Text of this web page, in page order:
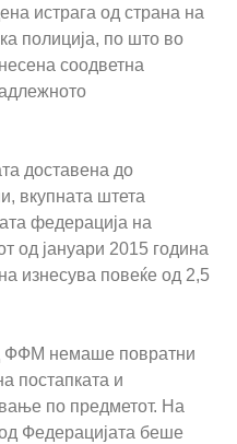
истрага од страна на
полиција, по што во
соодветна
доставена до
вкупната штета
федерација на
од јануари 2015 година
изнесува повеќе од 2,5
ФФМ немаше повратни
постапката и
по предметот. На
Федерацијата беше